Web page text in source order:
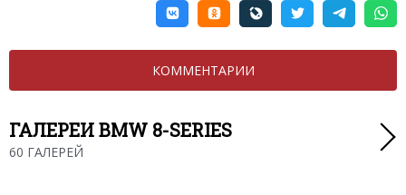
КОММЕНТАРИИ
ГАЛЕРЕИ BMW 8-SERIES
60 ГАЛЕРЕЙ